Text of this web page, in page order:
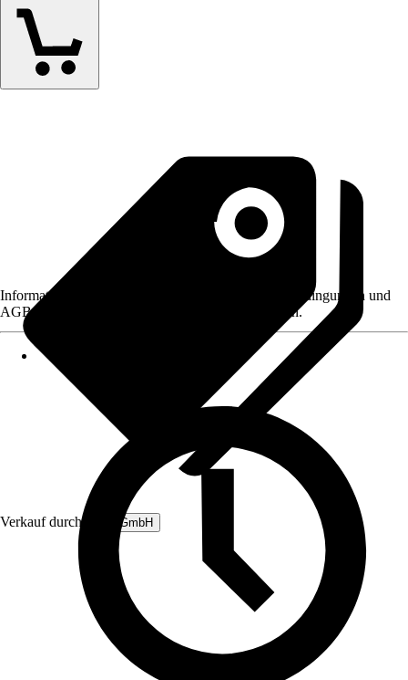
Verkauf durch: B&L GmbH
Informationen des Verkäufers, wie z. B. Rückgabebedingungen und
AGB, finden Sie bei Klick auf den Verkäufernamen.